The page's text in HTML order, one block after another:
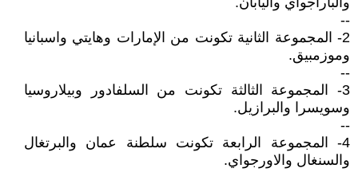
--
2- المجموعة الثانية تكونت من الإمارات وهايتي واسبانيا
وموزمبيق.
--
3- المجموعة الثالثة تكونت من السلفادور وبيلاروسيا
وسويسرا والبرازيل.
--
4- المجموعة الرابعة تكونت سلطنة عمان والبرتغال
والسنغال والاورجواي.